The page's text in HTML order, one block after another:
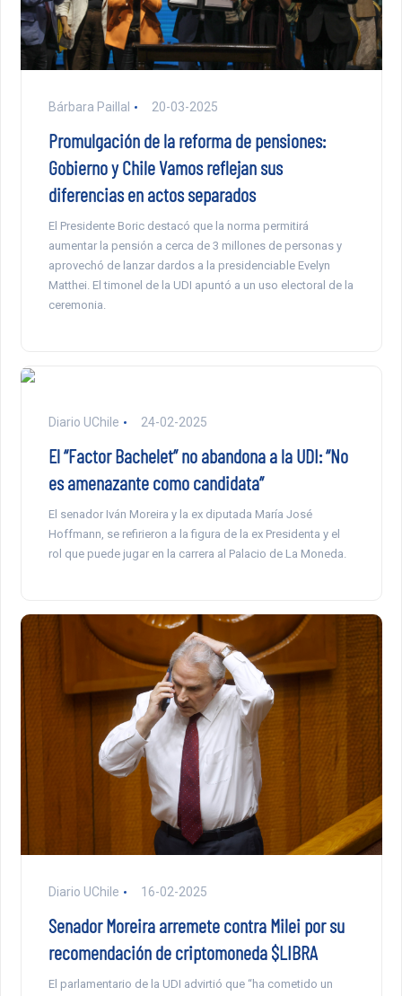
Bárbara Paillal 20-03-2025
Promulgación de la reforma de pensiones:
Gobierno y Chile Vamos reflejan sus
diferencias en actos separados
El Presidente Boric destacó que la norma permitirá
aumentar la pensión a cerca de 3 millones de personas y
aprovechó de lanzar dardos a la presidenciable Evelyn
Matthei. El timonel de la UDI apuntó a un uso electoral de la
ceremonia.
Diario UChile 24-02-2025
El “Factor Bachelet” no abandona a la UDI: “No
es amenazante como candidata”
El senador Iván Moreira y la ex diputada María José
Hoffmann, se refirieron a la figura de la ex Presidenta y el
rol que puede jugar en la carrera al Palacio de La Moneda.
Diario UChile 16-02-2025
Senador Moreira arremete contra Milei por su
recomendación de criptomoneda $LIBRA
El parlamentario de la UDI advirtió que “ha cometido un